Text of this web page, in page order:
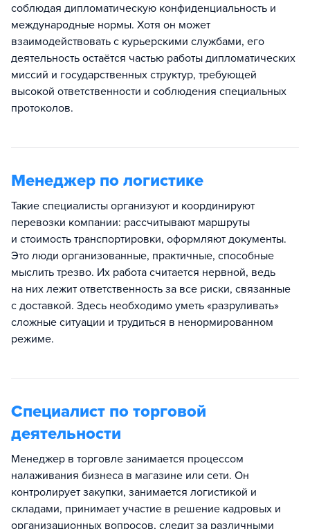
соблюдая дипломатическую конфиденциальность и
международные нормы. Хотя он может
взаимодействовать с курьерскими службами, его
деятельность остаётся частью работы дипломатических
миссий и государственных структур, требующей
высокой ответственности и соблюдения специальных
протоколов.
Менеджер по логистике
Такие специалисты организуют и координируют
перевозки компании: рассчитывают маршруты
и стоимость транспортировки, оформляют документы.
Это люди организованные, практичные, способные
мыслить трезво. Их работа считается нервной, ведь
на них лежит ответственность за все риски, связанные
с доставкой. Здесь необходимо уметь «разруливать»
сложные ситуации и трудиться в ненормированном
режиме.
Специалист по торговой
деятельности
Менеджер в торговле занимается процессом
налаживания бизнеса в магазине или сети. Он
контролирует закупки, занимается логистикой и
складами, принимает участие в решение кадровых и
организационных вопросов, следит за различными